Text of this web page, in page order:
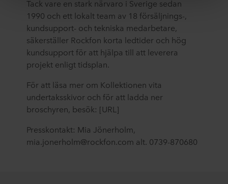
som i EU/EES.
Nedan kan du läsa mer om syften, allmänna
beskrivningar av den information som samlas in, vem
som placerar ut varje cookie, länkar till våra partners
integritetspolicyer och hur länge varje cookie lagras på
din utrustning. Du beslutar för vilka ändamål våra
webbplatser får använda cookies och därmed behandla
Du kan när som helst återkalla ditt samtycke eller ändra
ditt samtycke genom att klicka på cookie-ikonen längst
ned på webbplatsen. Läs mer om vår användning av
cookies i avsnittet ”Om oss” och om vår behandling av
Tack vare en stark närvaro i Sverige sedan
1990 och ett lokalt team av 18 försäljnings-,
kundsupport- och tekniska medarbetare,
säkerställer Rockfon korta ledtider och hög
kundsupport för att hjälpa till att leverera
projekt enligt tidsplan.
För att läsa mer om Kollektionen vita
undertaksskivor och för att ladda ner
broschyren, besök: [URL]
Presskontakt: Mia Jönerholm,
mia.jonerholm@rockfon.com alt. 0739-870680